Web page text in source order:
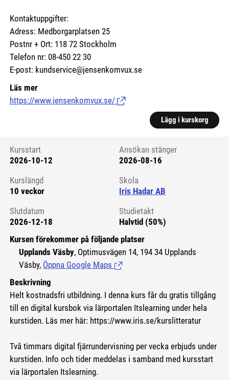
Kontaktuppgifter:
Adress: Medborgarplatsen 25
Postnr + Ort: 118 72 Stockholm
Telefon nr: 08-450 22 30
E-post: kundservice@jensenkomvux.se
Läs mer
https://www.jensenkomvux.se/ (Länk till extern sida.)
Lägg i kurskorg
Kursstart 6189149
Kursstart
2026-10-12
Ansökan stänger
2026-08-16
Kurslängd
10 veckor
Skola
Iris Hadar AB
Slutdatum
2026-12-18
Studietakt
Halvtid (50%)
Kursen förekommer på följande platser
Upplands Väsby, Optimusvägen 14, 194 34 Upplands
Väsby, Öppna Google Maps (Länk till extern sida.)
Beskrivning
Helt kostnadsfri utbildning. I denna kurs får du gratis tillgång
till en digital kursbok via lärportalen Itslearning under hela
kurstiden. Läs mer här: https://www.iris.se/kurslitteratur
Två timmars digital fjärrundervisning per vecka erbjuds under
kurstiden. Info och tider meddelas i samband med kursstart
via lärportalen Itslearning.